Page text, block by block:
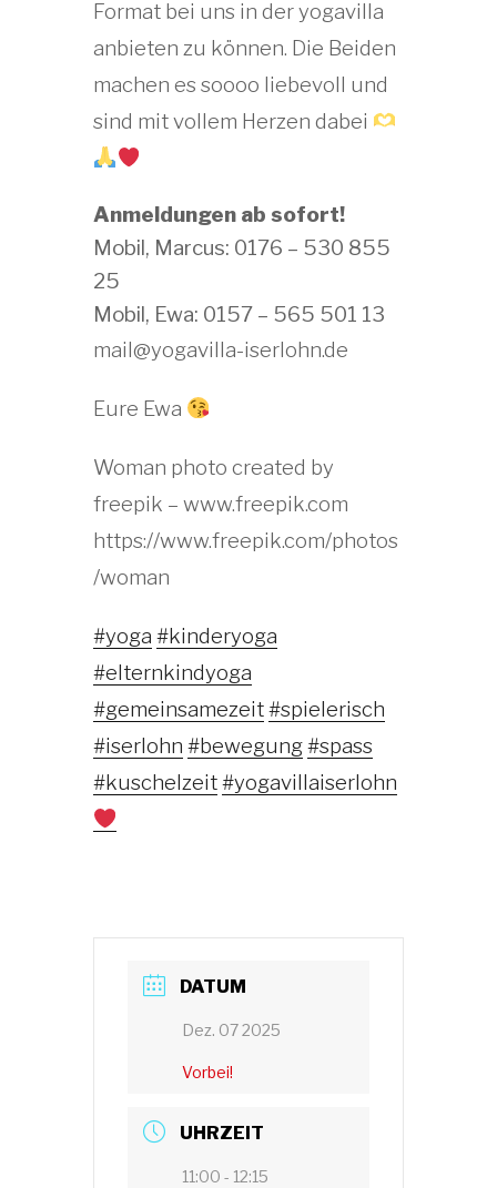
Format bei uns in der yogavilla
anbieten zu können. Die Beiden
machen es soooo liebevoll und
sind mit vollem Herzen dabei
Anmeldungen ab sofort!
Mobil, Marcus: 0176 – 530 855
25
Mobil, Ewa: 0157 – 565 501 13
mail@yogavilla-iserlohn.de
Eure Ewa
Woman photo created by
freepik – www.freepik.com
https://www.freepik.com/photos
/woman
#yoga #kinderyoga
#elternkindyoga
#gemeinsamezeit#spielerisch
#iserlohn #bewegung#spass
#kuschelzeit#yogavillaiserlohn
DATUM
Dez. 07 2025
Vorbei!
UHRZEIT
11:00 - 12:15